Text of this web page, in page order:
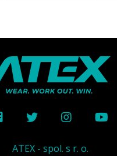
ATEX - spol. s r. o.